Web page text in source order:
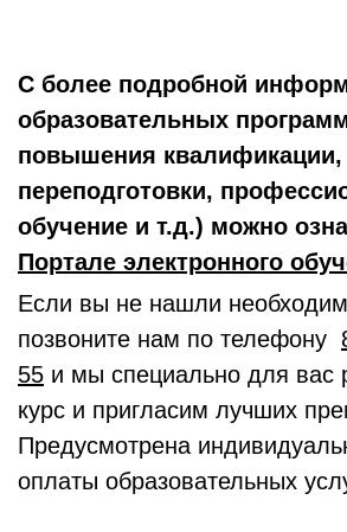
С более подробной
образовательных
повышения
переподготовки,
обучение и т.д.) можно
Портале электронного
Если вы не нашли
позвоните нам по телефону
55 и мы специально для вас
курс и пригласим лучших
Предусмотрена
оплаты образовательных